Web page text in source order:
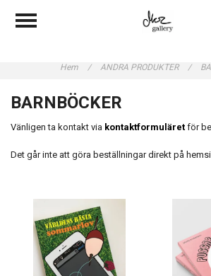
Hem / ANDRA PRODUKTER /
BARNBÖCKER
Vänligen ta kontakt via kontaktformuläret för
Det går inte att göra beställningar direkt på